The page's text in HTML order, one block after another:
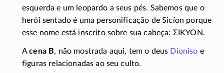
esquerda e um leopardo a seus pés. Sabemos que o
herói sentado é uma personificação de Sicíon porque
esse nome está inscrito sobre sua cabeça: ΣΙΚΥΟΝ.
Acena B, não mostrada aqui, tem o deus Dioniso e
figuras relacionadas ao seu culto.